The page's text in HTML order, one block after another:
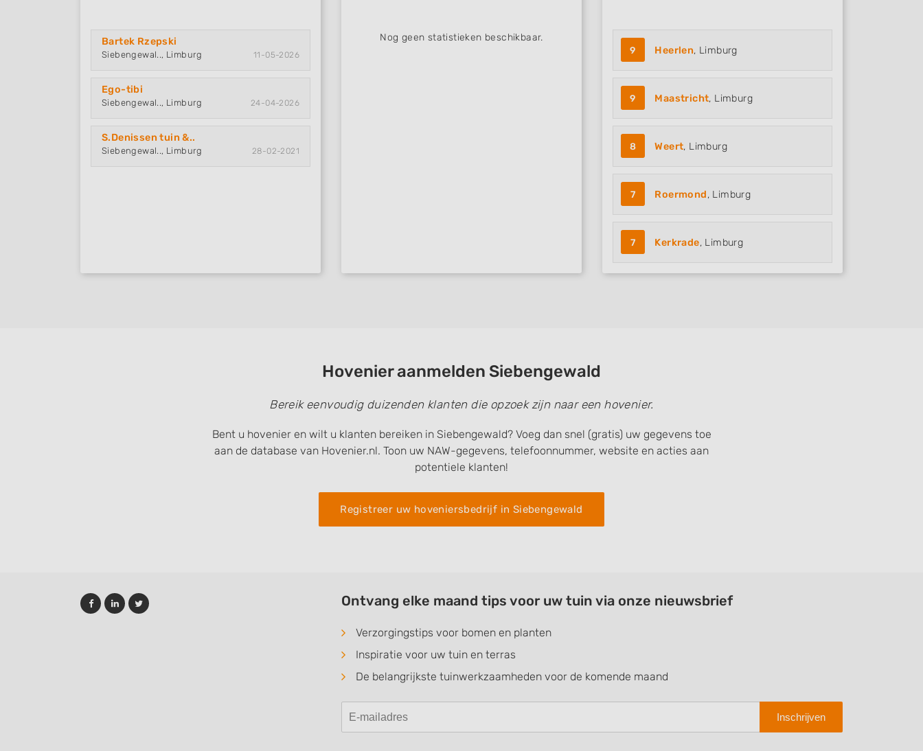
Bartek Rzepski
Siebengewal.., Limburg 11-05-2026
Ego-tibi
Siebengewal.., Limburg 24-04-2026
S.Denissen tuin &..
Siebengewal.., Limburg 28-02-2021
Nog geen statistieken beschikbaar.
9 Heerlen, Limburg
9 Maastricht, Limburg
8 Weert, Limburg
7 Roermond, Limburg
7 Kerkrade, Limburg
Hovenier aanmelden Siebengewald
Bereik eenvoudig duizenden klanten die opzoek zijn naar een hovenier.
Bent u hovenier en wilt u klanten bereiken in Siebengewald? Voeg dan snel (gratis) uw gegevens toe
aan de database van Hovenier.nl. Toon uw NAW-gegevens, telefoonnummer, website en acties aan
potentiele klanten!
Registreer uw hoveniersbedrijf in Siebengewald
Ontvang elke maand tips voor uw tuin via onze nieuwsbrief
Verzorgingstips voor bomen en planten
Inspiratie voor uw tuin en terras
De belangrijkste tuinwerkzaamheden voor de komende maand
Inschrijven